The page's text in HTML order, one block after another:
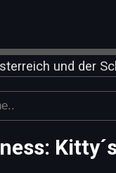
und der